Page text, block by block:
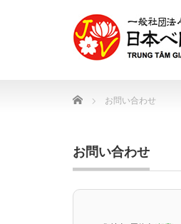
Home お問い合わせ
お問い合わせ